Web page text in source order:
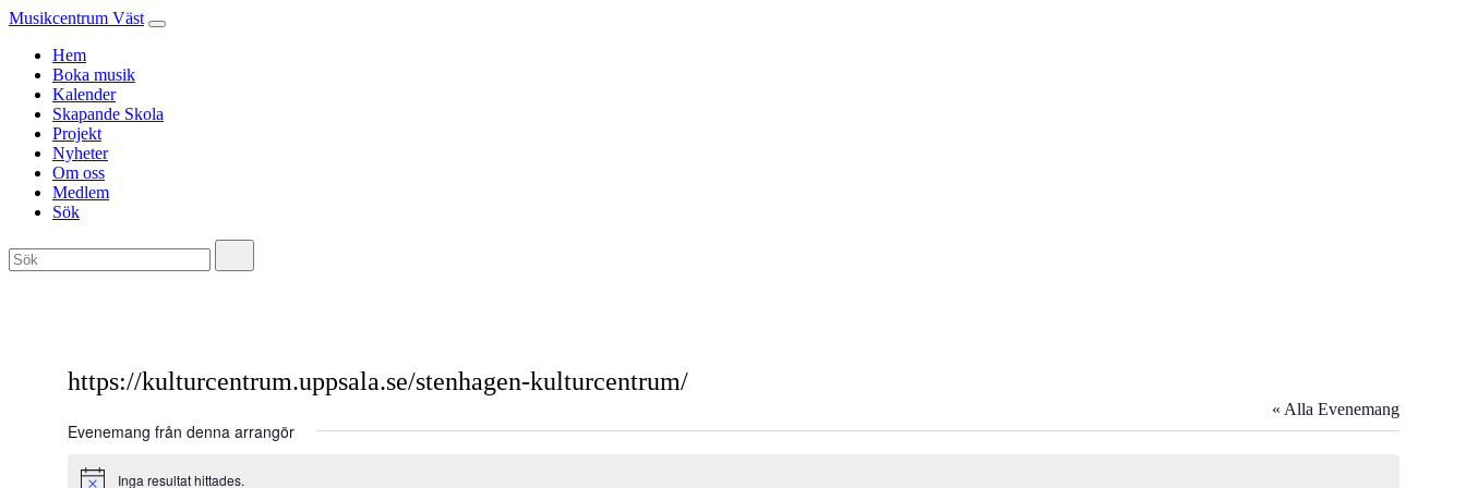
Musikcentrum Väst
Hem
Boka musik
Kalender
Skapande Skola
Projekt
Nyheter
Om oss
Medlem
Sök
https://kulturcentrum.uppsala.se/stenhagen-kulturcentrum/
« Alla Evenemang
Evenemang från denna arrangör
Inga resultat hittades.